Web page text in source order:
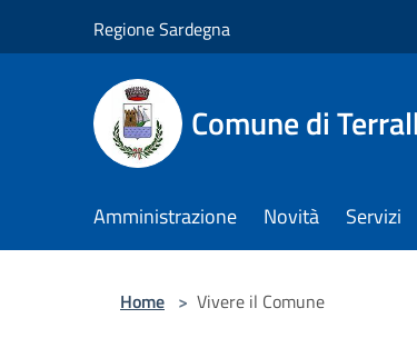
Regione Sardegna
Comune di
Amministrazione Novità Servizi
Home > Vivere il Comune